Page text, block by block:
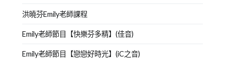
洪曉芬Emily老師課程
Emily老師節目【快樂芬多精】(佳音)
Emily老師節目【戀戀好時光】(iC之音)